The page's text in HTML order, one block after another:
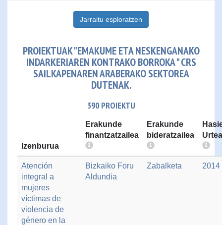
Jarraitu esploratzen
PROIEKTUAK "EMAKUME ETA NESKENGANAKO
INDARKERIAREN KONTRAKO BORROKA " CRS
SAILKAPENAREN ARABERAKO SEKTOREA
DUTENAK.
390 PROIEKTU
Izenburua
Erakunde
finantzatzailea
Erakunde
bideratzailea
Urtea
Atención
integral a
mujeres
víctimas de
violencia de
género en la
Bizkaiko Foru
Aldundia
Zabalketa 2014